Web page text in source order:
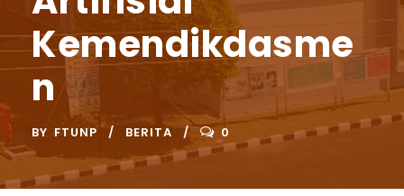
Kemendikdasme
n
BY FTUNP BERITA 0